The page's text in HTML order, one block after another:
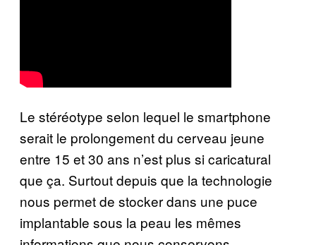
Le stéréotype selon lequel le smartphone
serait le prolongement du cerveau jeune
entre 15 et 30 ans n’est plus si caricatural
que ça. Surtout depuis que la technologie
nous permet de stocker dans une puce
implantable sous la peau les mêmes